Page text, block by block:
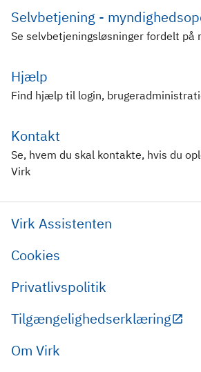
Selvbetjening -
Se selvbetjeningsløsninger fordelt på
Hjælp
Find hjælp til login,
Kontakt
Se, hvem du skal kontakte, hvis du
Virk
Virk Assistenten
Cookies
Privatlivspolitik
Tilgængelighedserklæring
Om Virk